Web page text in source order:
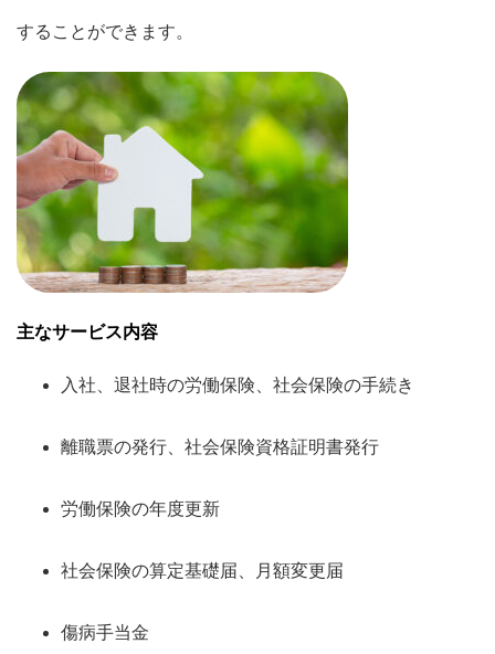
することができます。
主なサービス内容
入社、退社時の労働保険、社会保険の手続き
離職票の発行、社会保険資格証明書発行
労働保険の年度更新
社会保険の算定基礎届、月額変更届
傷病手当金